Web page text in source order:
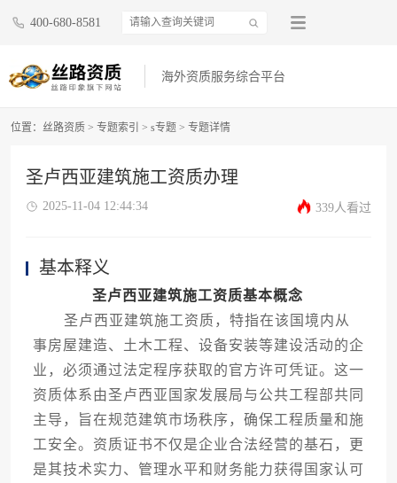
400-680-8581
海外资质服务综合平台
位置： 丝路资质 > 专题索引 > s专题 > 专题详情
圣卢西亚建筑施工资质办理
2025-11-04 12:44:34 339人看过
基本释义
圣卢西亚建筑施工资质基本概念
圣卢西亚建筑施工资质，特指在该国境内从
事房屋建造、土木工程、设备安装等建设活动的企
业，必须通过法定程序获取的官方许可凭证。这一
资质体系由圣卢西亚国家发展局与公共工程部共同
主导，旨在规范建筑市场秩序，确保工程质量和施
工安全。资质证书不仅是企业合法经营的基石，更
是其技术实力、管理水平和财务能力获得国家认可